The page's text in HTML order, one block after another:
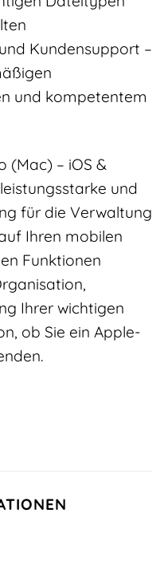
Kundensupport –
und kompetentem
(Mac) – iOS &
und
für die Verwaltung
Ihren mobilen
Funktionen
Ihrer wichtigen
ob Sie ein Apple-